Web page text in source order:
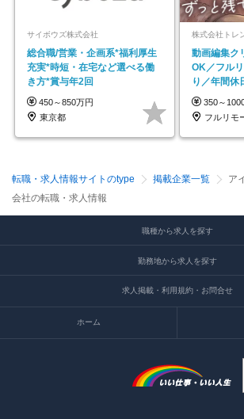
サイボウズ株式会社
総合職/営業・企画系*福利厚生
充実*時短・在宅など選べる働
き方*賞与年2回
450～850万円
東京都
株式会社トレ
動画編集ク
OK／フル
り／年間休
ネイル自由
350～
フルリモ
転職・求人情報サイトのtype 掲載企業一覧
ア
会社の転職・求人情報
職種から求人を探す
勤務地から求人を探す
求人掲載・利用規約・お問合せ
ホーム